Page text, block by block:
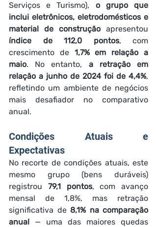
Serviços e Turismo), o grupo que
inclui eletrônicos, eletrodomésticos e
material de construção
índice de 112,0 pontos, com
crescimento de 1,7% em relação a
maio. No entanto, a retração em
relação a junho de 2024 foi de 4,4%,
refletindo um ambiente de negócios
mais desafiador no comparativo
anual.
Condições Atuais e
Expectativas
No recorte de condições atuais, este
mesmo grupo (bens duráveis)
registrou 79,1 pontos, com avanço
mensal de 1,8%, mas retração
significativa de 8,1% na comparação
anual — uma das maiores quedas